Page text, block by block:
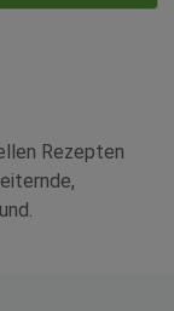
Rezepten